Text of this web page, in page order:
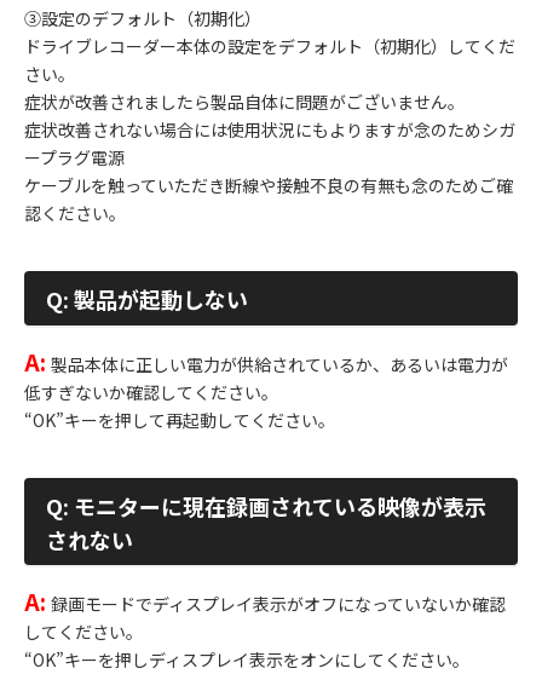
③設定のデフォルト（初期化）
ドライブレコーダー本体の設定をデフォルト（初期化）してくだ
さい。
症状が改善されましたら製品自体に問題がございません。
症状改善されない場合には使用状況にもよりますが念のためシガ
ープラグ電源
ケーブルを触っていただき断線や接触不良の有無も念のためご確
認ください。
Q: 製品が起動しない
A: 製品本体に正しい電力が供給されているか、あるいは電力が
低すぎないか確認してください。
“OK”キーを押して再起動してください。
Q: モニターに現在録画されている映像が表示
されない
A: 録画モードでディスプレイ表示がオフになっていないか確認
してください。
“OK”キーを押しディスプレイ表示をオンにしてください。